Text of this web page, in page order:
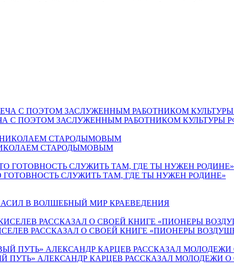
С ПОЭТОМ ЗАСЛУЖЕННЫМ РАБОТНИКОМ
СТАРОДЫМОВЫМ
СЛУЖИТЬ ТАМ, ГДЕ ТЫ НУЖЕН РОДИНЕ»
В ВОЛШЕБНЫЙ МИР КРАЕВЕДЕНИЯ
РАССКАЗАЛ О СВОЕЙ КНИГЕ «ПИОНЕРЫ
АЛЕКСАНДР КАРЦЕВ РАССКАЗАЛ МОЛОДЕЖИ О